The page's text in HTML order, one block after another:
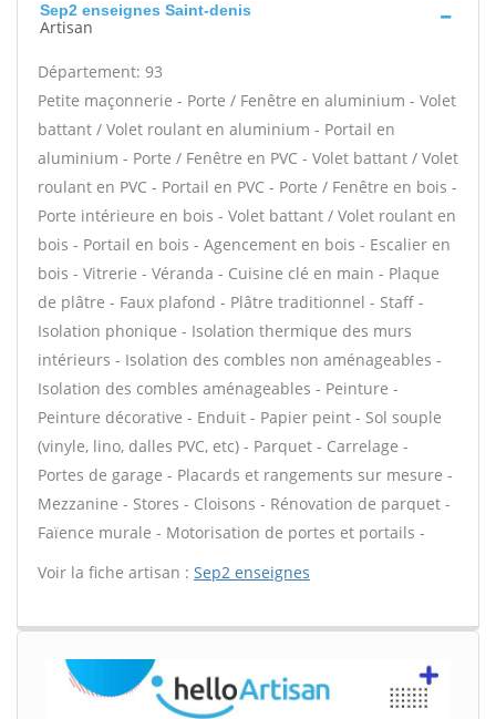
Sep2 enseignes Saint-denis
Artisan
Département: 93
Petite maçonnerie - Porte / Fenêtre en aluminium - Volet
battant / Volet roulant en aluminium - Portail en
aluminium - Porte / Fenêtre en PVC - Volet battant / Volet
roulant en PVC - Portail en PVC - Porte / Fenêtre en bois -
Porte intérieure en bois - Volet battant / Volet roulant en
bois - Portail en bois - Agencement en bois - Escalier en
bois - Vitrerie - Véranda - Cuisine clé en main - Plaque
de plâtre - Faux plafond - Plâtre traditionnel - Staff -
Isolation phonique - Isolation thermique des murs
intérieurs - Isolation des combles non aménageables -
Isolation des combles aménageables - Peinture -
Peinture décorative - Enduit - Papier peint - Sol souple
(vinyle, lino, dalles PVC, etc) - Parquet - Carrelage -
Portes de garage - Placards et rangements sur mesure -
Mezzanine - Stores - Cloisons - Rénovation de parquet -
Faïence murale - Motorisation de portes et portails -
Voir la fiche artisan : Sep2 enseignes